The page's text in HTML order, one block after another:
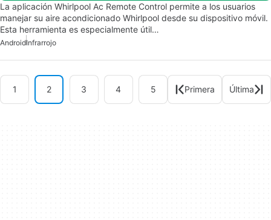
La aplicación Whirlpool Ac Remote Control permite a los usuarios
manejar su aire acondicionado Whirlpool desde su dispositivo móvil.
Esta herramienta es especialmente útil…
AndroidInfrarrojo
1 2 3 4 5 Primera Última